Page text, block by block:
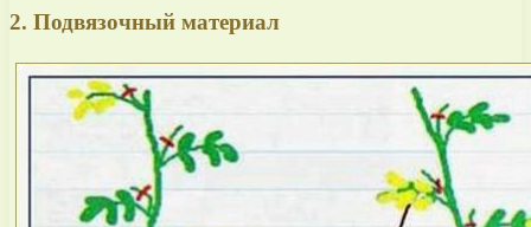
2. Подвязочный материал